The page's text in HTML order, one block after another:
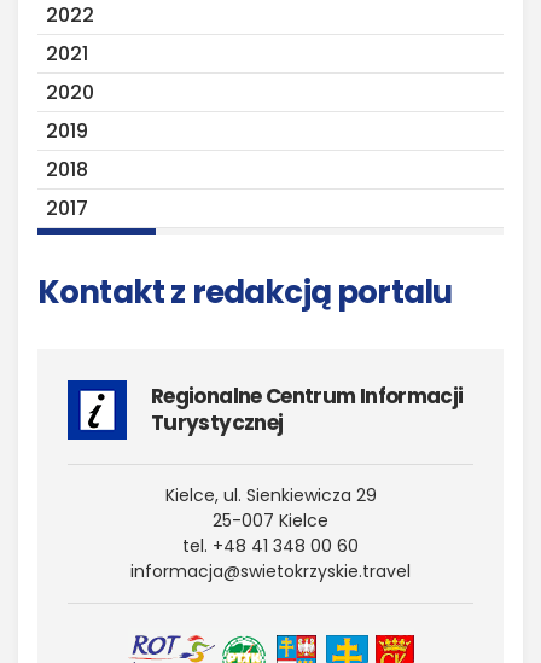
2022
2021
2020
2019
2018
2017
Kontakt z redakcją portalu
Regionalne Centrum Informacji
Turystycznej
Kielce, ul. Sienkiewicza 29
25-007 Kielce
tel. +48 41 348 00 60
informacja@​swietokrzyskie.​travel